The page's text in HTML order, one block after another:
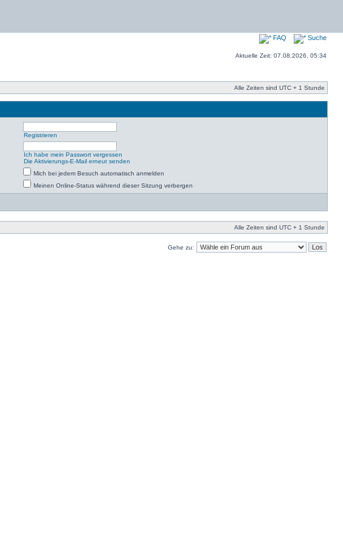
FAQ Suche
Aktuelle Zeit: 07.08.2026, 05:34
Alle Zeiten sind UTC + 1 Stunde
Registrieren
Ich habe mein Passwort vergessen
Die Aktivierungs-E-Mail erneut senden
Mich bei jedem Besuch automatisch anmelden
Meinen Online-Status während dieser Sitzung verbergen
Alle Zeiten sind UTC + 1 Stunde
Gehe zu: